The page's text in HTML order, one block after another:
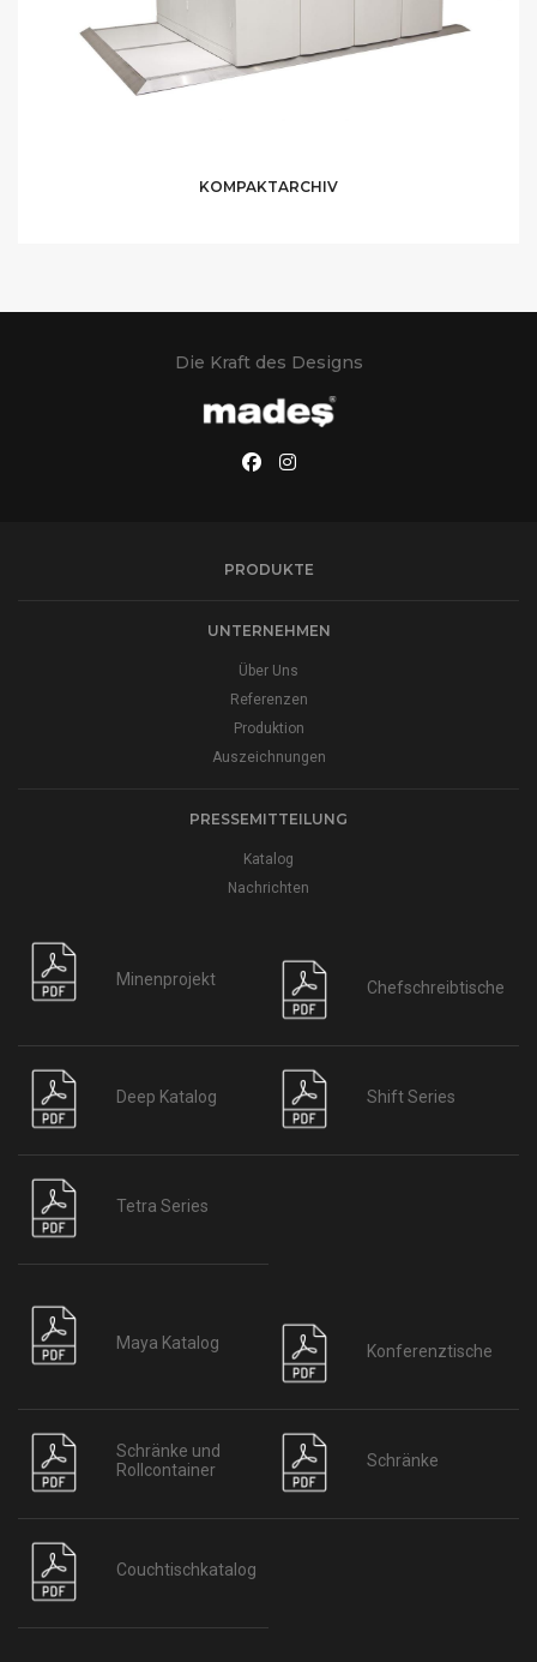
KOMPAKTARCHIV
Die Kraft des Designs
PRODUKTE
UNTERNEHMEN
Über Uns
Referenzen
Produktion
Auszeichnungen
PRESSEMITTEILUNG
Katalog
Nachrichten
Minenprojekt Chefschreibtische
Deep Katalog Shift Series
Tetra Series
Maya Katalog Konferenztische
Schränke und
Rollcontainer
Schränke
Couchtischkatalog